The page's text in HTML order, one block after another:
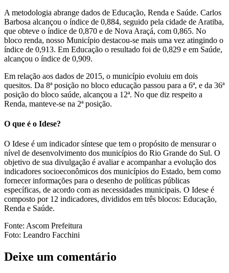
A metodologia abrange dados de Educação, Renda e Saúde. Carlos
Barbosa alcançou o índice de 0,884, seguido pela cidade de Aratiba,
que obteve o índice de 0,870 e de Nova Araçá, com 0,865. No
bloco renda, nosso Município destacou-se mais uma vez atingindo o
índice de 0,913. Em Educação o resultado foi de 0,829 e em Saúde,
alcançou o índice de 0,909.
Em relação aos dados de 2015, o município evoluiu em dois
quesitos. Da 8ª posição no bloco educação passou para a 6ª, e da 36ª
posição do bloco saúde, alcançou a 12ª. No que diz respeito a
Renda, manteve-se na 2ª posição.
O que é o Idese?
O Idese é um indicador síntese que tem o propósito de mensurar o
nível de desenvolvimento dos municípios do Rio Grande do Sul. O
objetivo de sua divulgação é avaliar e acompanhar a evolução dos
indicadores socioeconômicos dos municípios do Estado, bem como
fornecer informações para o desenho de políticas públicas
específicas, de acordo com as necessidades municipais. O Idese é
composto por 12 indicadores, divididos em três blocos: Educação,
Renda e Saúde.
Fonte: Ascom Prefeitura
Foto: Leandro Facchini
Deixe um comentário